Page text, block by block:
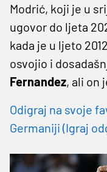
Modrić, koji je u
ugovor do ljeta
kada je u ljeto
osvojio i
Fernandez, ali on
Odigraj na svoje
Germaniji (Igraj